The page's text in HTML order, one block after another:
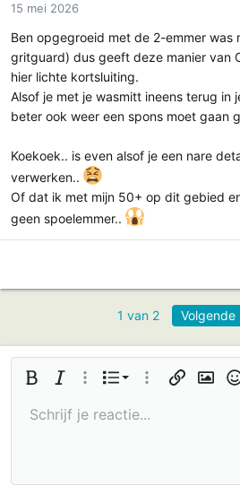
15 mei 2026
Ben opgegroeid met de 2-emmer was
gritguard) dus geeft deze manier van
hier lichte kortsluiting.
Alsof je met je wasmitt ineens terug in
beter ook weer een spons moet gaan
Koekoek.. is even alsof je een nare
verwerken..
Of dat ik met mijn 50+ op dit gebied
geen spoelemmer..
1 van 2 Volgende
Vetgedrukt
CursiefMeer opties…
Lijst
Geordende
Meer opties…
Link
Tekengrootte
9
Tekstkleur
FonttypeArial
Doorgehaald
Onderstreept
UitlijningLinks uitlijnen
Paragraafindeling
Normaal
Kop 2
GIF invoegen
Multi-Citaat
MediaTabel invoegen
Horizontale lijn
Opnieuw doen
BB code schakelen
Opmaak verwijderen
Concepten
Schrijf je reactie...